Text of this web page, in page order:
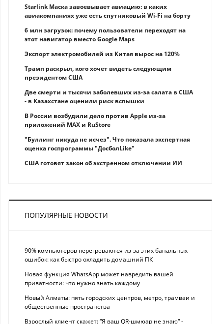
Starlink Маска завоевывает авиацию: в каких
авиакомпаниях уже есть спутниковый Wi-Fi на борту
6 млн загрузок: почему пользователи переходят на
этот навигатор вместо Google Maps
Экспорт электромобилей из Китая вырос на 120%
Трамп раскрыл, кого хочет видеть следующим
президентом США
Две смерти и тысячи заболевших из-за салата в США
- в Казахстане оценили риск вспышки
В России возбудили дело против Apple из-за
приложений MAX и RuStore
"Буллинг никуда не исчез". Что показала экспертная
оценка госпрограммы "ДосболLike"
США готовят закон об экстренном отключении ИИ
ПОПУЛЯРНЫЕ НОВОСТИ
90% компьютеров перегреваются из-за этих банальных
ошибок: как быстро охладить домашний ПК
Новая функция WhatsApp может навредить вашей
приватности: что нужно знать каждому
Новый Алматы: пять городских центров, метро, трамваи и
общественные пространства
Взрослый клиент скажет: “Я ваш QR-шмюар не знаю“ -